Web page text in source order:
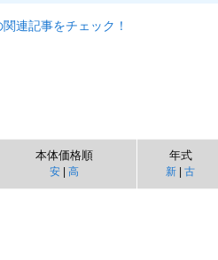
連記事をチェック！
本体価格順
安| 高
年式
新 古